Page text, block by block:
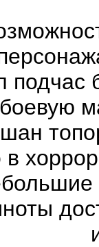
боевую
в